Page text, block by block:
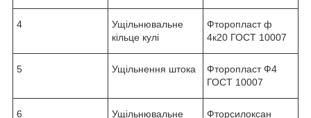
4
Ущільнювальне
кільце кулі
Фторопласт ф
4к20 ГОСТ 10007
5 Ущільнення штока
Фторопласт Ф4
ГОСТ 10007
6
Ущільнювальне
Фторсилоксан